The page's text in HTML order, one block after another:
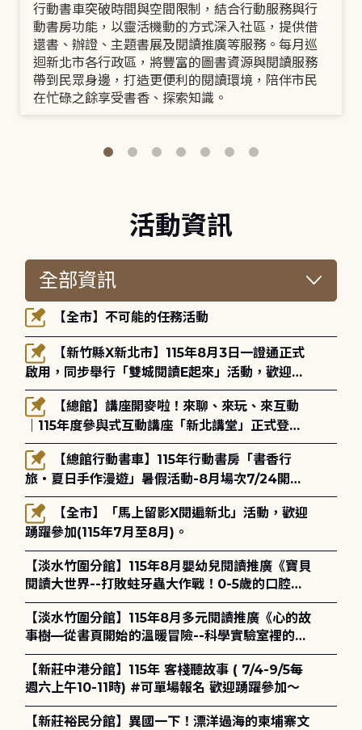
行動書車突破時間與空間限制，結合行動服務與行
動書房功能，以靈活機動的方式深入社區，提供借
還書、辦證、主題書展及閱讀推廣等服務。每月巡
迴新北市各行政區，將豐富的圖書資源與閱讀服務
帶到民眾身邊，打造更便利的閱讀環境，陪伴市民
在忙碌之餘享受書香、探索知識。
活動資訊
【全市】不可能的任務活動
啟用，同步舉行「雙城閱讀E起來」活動，歡迎踴
躍參加(115年8月3日至10月4日)。
｜115年度參與式互動講座「新北講堂」正式登
場！
旅・夏日手作漫遊」暑假活動-8月場次7/24開始
報名
踴躍參加(115年7月至8月)。
【淡水竹圍分館】115年8月嬰幼兒閱讀推廣《寶貝
閱讀大世界--打敗蛀牙蟲大作戰！0-5歲的口腔照
護全攻略》
【淡水竹圍分館】115年8月多元閱讀推廣《心的故
事樹—從書頁開始的溫暖冒險--科學實驗室裡的放
電章魚》
【新莊中港分館】115年 客棧聽故事 ( 7/4-9/5每
週六上午10-11時) #可單場報名 歡迎踴躍參加～
【新莊裕民分館】異國一下！漂洋過海的柬埔寨文